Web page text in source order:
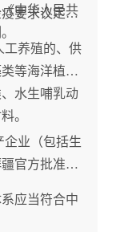
中华人民共
要求议定
工养殖的、供
等海洋植物
水生哺乳动
。
企业（包括生
官方批准并
应当符合中